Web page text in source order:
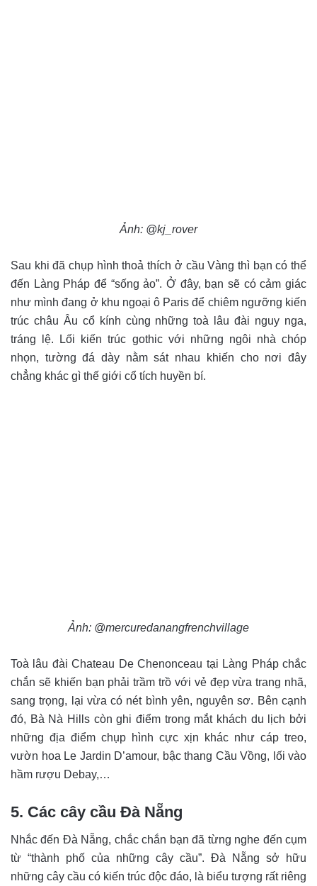
Ảnh: @kj_rover
Sau khi đã chụp hình thoả thích ở cầu Vàng thì bạn có thể
đến Làng Pháp để “sống ảo”. Ở đây, bạn sẽ có cảm giác
như mình đang ở khu ngoại ô Paris để chiêm ngưỡng kiến
trúc châu Âu cổ kính cùng những toà lâu đài nguy nga,
tráng lệ. Lối kiến trúc gothic với những ngôi nhà chóp
nhọn, tường đá dày nằm sát nhau khiến cho nơi đây
chẳng khác gì thế giới cổ tích huyền bí.
Ảnh: @mercuredanangfrenchvillage
Toà lâu đài Chateau De Chenonceau tại Làng Pháp chắc
chắn sẽ khiến bạn phải trầm trồ với vẻ đẹp vừa trang nhã,
sang trọng, lại vừa có nét bình yên, nguyên sơ. Bên cạnh
đó, Bà Nà Hills còn ghi điểm trong mắt khách du lịch bởi
những địa điểm chụp hình cực xịn khác như cáp treo,
vườn hoa Le Jardin D’amour, bậc thang Cầu Vồng, lối vào
hầm rượu Debay,…
5. Các cây cầu Đà Nẵng
Nhắc đến Đà Nẵng, chắc chắn bạn đã từng nghe đến cụm
từ “thành phố của những cây cầu”. Đà Nẵng sở hữu
những cây cầu có kiến trúc độc đáo, là biểu tượng rất riêng